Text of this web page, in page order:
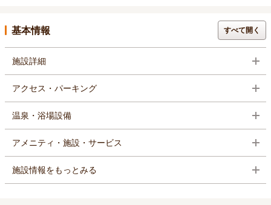
基本情報 すべて開く
施設詳細
アクセス・パーキング
温泉・浴場設備
アメニティ・施設・サービス
施設情報をもっとみる